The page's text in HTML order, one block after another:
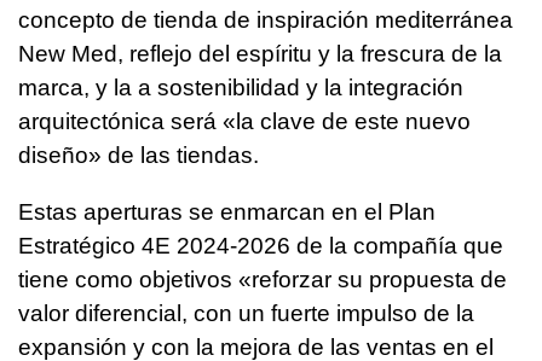
concepto de tienda de inspiración mediterránea
New Med, reflejo del espíritu y la frescura de la
marca, y la a sostenibilidad y la integración
arquitectónica será «la clave de este nuevo
diseño» de las tiendas.
Estas aperturas se enmarcan en el Plan
Estratégico 4E 2024-2026 de la compañía que
tiene como objetivos «reforzar su propuesta de
valor diferencial, con un fuerte impulso de la
expansión y con la mejora de las ventas en el